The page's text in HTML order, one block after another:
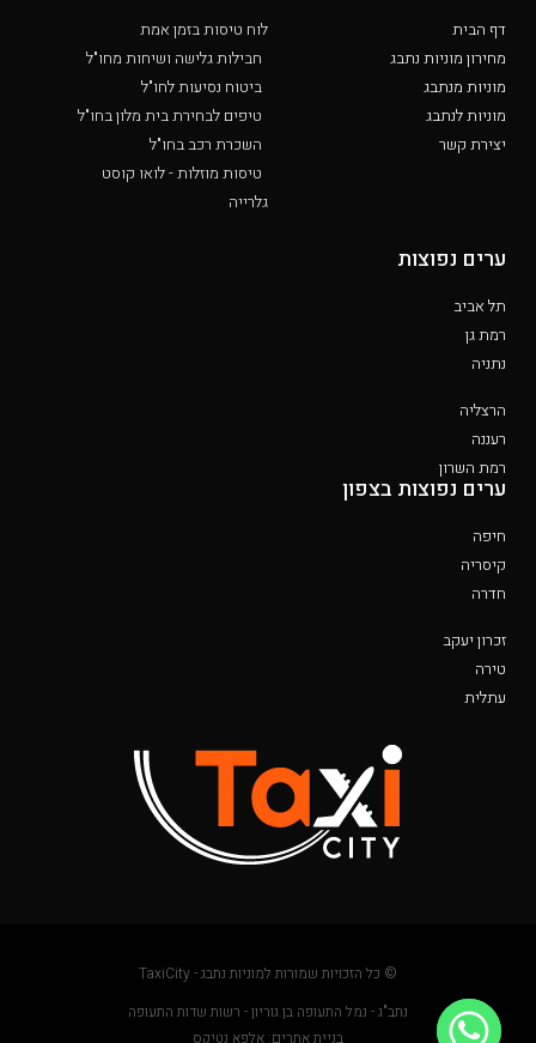
דף הבית
מחירון מוניות נתבג
מוניות מנתבג
מוניות לנתבג
יצירת קשר
לוח טיסות בזמן אמת
חבילות גלישה ושיחות מחו"ל
ביטוח נסיעות לחו"ל
טיפים לבחירת בית מלון בחו"ל
השכרת רכב בחו"ל
טיסות מוזלות - לואו קוסט
גלרייה
ערים נפוצות
תל אביב
רמת גן
נתניה
הרצליה
רעננה
רמת השרון
ערים נפוצות בצפון
חיפה
קיסריה
חדרה
זכרון יעקב
טירה
עתלית
© כל הזכויות שמורות למוניות נתבג - TaxiCity
נתב"ג - נמל התעופה בן גוריון - רשות שדות התעופה
בניית אתרים: אלפא נטיקס